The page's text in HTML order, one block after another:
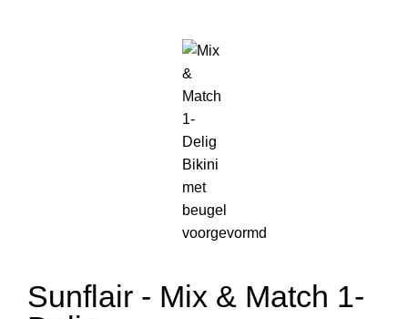
Sunflair - Mix & Match 1-